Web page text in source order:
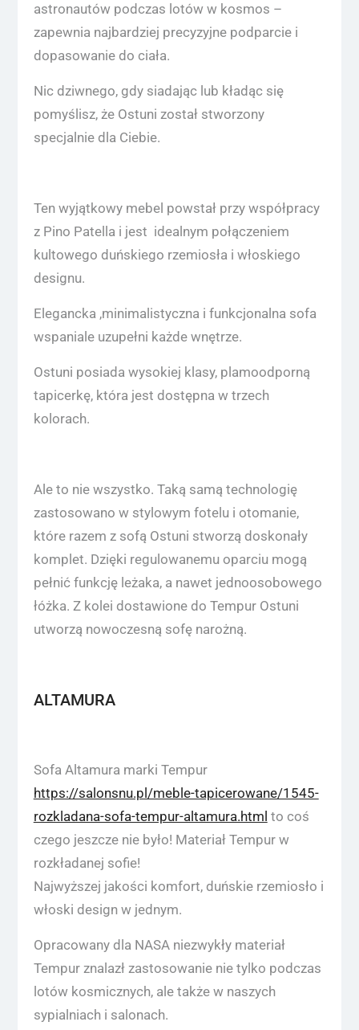
astronautów podczas lotów w kosmos –
zapewnia najbardziej precyzyjne podparcie i
dopasowanie do ciała.
Nic dziwnego, gdy siadając lub kładąc się
pomyślisz, że Ostuni został stworzony
specjalnie dla Ciebie.
Ten wyjątkowy mebel powstał przy współpracy
z Pino Patella i jest idealnym połączeniem
kultowego duńskiego rzemiosła i włoskiego
designu.
Elegancka ,minimalistyczna i funkcjonalna sofa
wspaniale uzupełni każde wnętrze.
Ostuni posiada wysokiej klasy, plamoodporną
tapicerkę, która jest dostępna w trzech
kolorach.
Ale to nie wszystko. Taką samą technologię
zastosowano w stylowym fotelu i otomanie,
które razem z sofą Ostuni stworzą doskonały
komplet. Dzięki regulowanemu oparciu mogą
pełnić funkcję leżaka, a nawet jednoosobowego
łóżka. Z kolei dostawione do Tempur Ostuni
utworzą nowoczesną sofę narożną.
ALTAMURA
Sofa Altamura marki Tempur
https://salonsnu.pl/meble-tapicerowane/1545-
rozkladana-sofa-tempur-altamura.html to coś
czego jeszcze nie było! Materiał Tempur w
rozkładanej sofie!
Najwyższej jakości komfort, duńskie rzemiosło i
włoski design w jednym.
Opracowany dla NASA niezwykły materiał
Tempur znalazł zastosowanie nie tylko podczas
lotów kosmicznych, ale także w naszych
sypialniach i salonach.